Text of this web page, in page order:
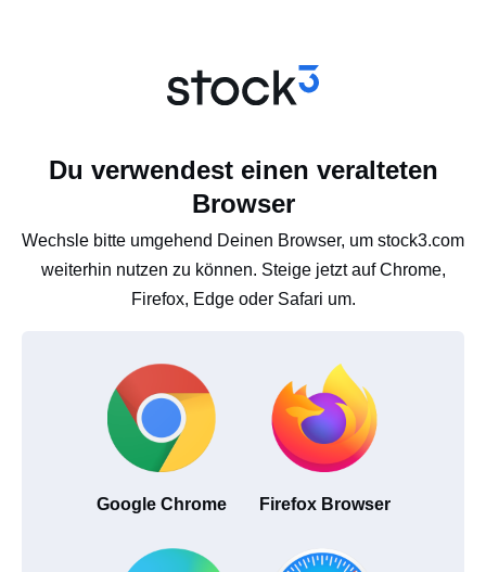
Du verwendest einen veralteten
Browser
Wechsle bitte umgehend Deinen Browser, um stock3.com
weiterhin nutzen zu können. Steige jetzt auf Chrome,
Firefox, Edge oder Safari um.
Google Chrome Firefox Browser